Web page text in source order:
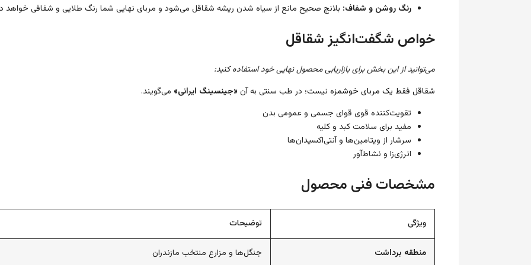
رنگ روشن و شفاف: بلانچ صحیح مانع از سیاه شدن ریشه شقاقل می‌شود و مربای نهایی شما رنگ طلایی و شفافی خواهد
خواص شگفت‌انگیز شقاقل
می‌توانید از این بخش برای بازاریابی محصول نهایی خود استفاده کنید:
شقاقل فقط یک مربای خوشمزه نیست؛ در طب سنتی به آن «جینسینگ ایرانی» می‌گویند.
تقویت‌کننده قوی قوای جسمی و عمومی بدن
مفید برای سلامت کبد و کلیه
سرشار از ویتامین‌ها و آنتی‌اکسیدان‌ها
انرژی‌زا و نشاط‌آور
مشخصات فنی محصول
ویژگی توضیحات
منطقه برداشت جنگل‌ها و مزارع منتخب مازندران